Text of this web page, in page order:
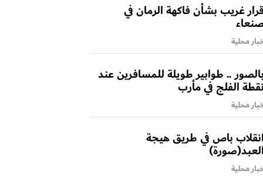
قرار غريب بشأن فاكهة الرمان في
صنعاء
محلية
بالصور .. طوابير طويلة للمسافرين عند
نقطة الفلج في مأرب
محلية
انقلاب باص في طريق هيجة
العبد(صورة)
محلية